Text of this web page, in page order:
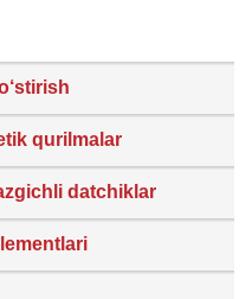
qurilmalar
datchiklar